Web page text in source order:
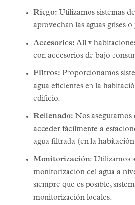
Riego: Utilizamos sistemas
aprovechan las aguas grises o
Accesorios: All y
con accesorios de bajo
Filtros: Proporcionamos
agua eficientes en la
edificio.
Rellenado: Nos aseguramos
acceder fácilmente a
agua filtrada (en la
Monitorización: Utilizamos
monitorización del agua a
siempre que es posible,
monitorización locales.